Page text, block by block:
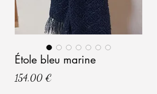
Étole bleu marine
154,00 €